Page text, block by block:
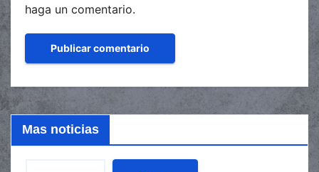
haga un comentario.
Mas noticias